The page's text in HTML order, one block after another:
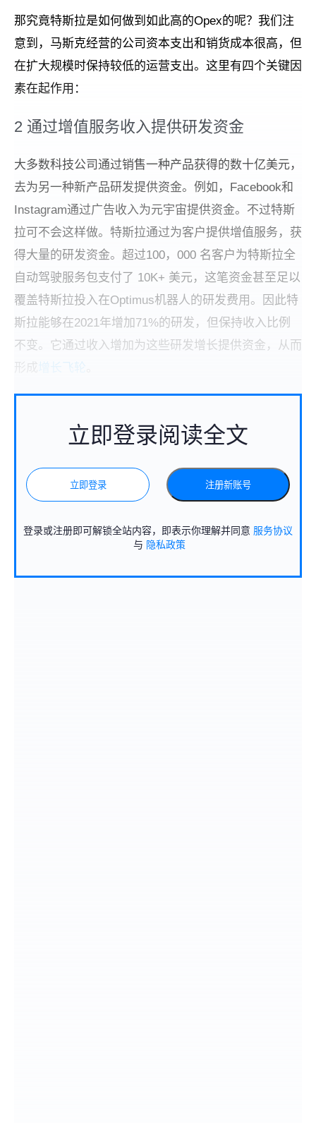
那究竟特斯拉是如何做到如此高的Opex的呢？我们注
意到，马斯克经营的公司资本支出和销货成本很高，但
在扩大规模时保持较低的运营支出。这里有四个关键因
素在起作用：
2 通过增值服务收入提供研发资金
大多数科技公司通过销售一种产品获得的数十亿美元，
去为另一种新产品研发提供资金。例如，Facebook和
Instagram通过广告收入为元宇宙提供资金。不过特斯
拉可不会这样做。特斯拉通过为客户提供增值服务，获
得大量的研发资金。超过100，000 名客户为特斯拉全
自动驾驶服务包支付了 10K+ 美元，这笔资金甚至足以
覆盖特斯拉投入在Optimus机器人的研发费用。因此特
斯拉能够在2021年增加71%的研发，但保持收入比例
不变。它通过收入增加为这些研发增长提供资金，从而
形成 增长飞轮
立即登录阅读全文
立即登录 注册新账号
登录或注册即可解锁全站内容，即表示你理解并同意 服务协议
与 隐私政策